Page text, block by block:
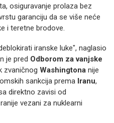
osiguravanje prolaza bez
garanciju da se više neće
i teretne brodove.
iranske luke", naglasio
je pred Odborom za vanjske
zvaničnog Washingtona nije
sankcija prema Iranu,
direktno zavisi od
vezani za nuklearni